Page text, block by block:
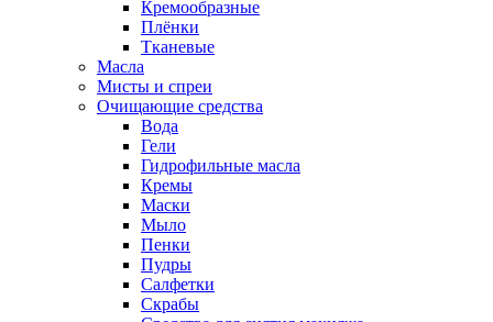
Кремообразные
Плёнки
Тканевые
Масла
Мисты и спреи
Очищающие средства
Вода
Гели
Гидрофильные масла
Кремы
Маски
Мыло
Пенки
Пудры
Салфетки
Скрабы